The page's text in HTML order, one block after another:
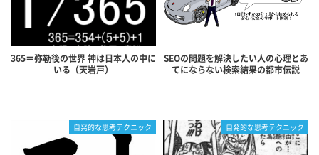
365＝弥勒後の世界 神は日本人の中に
いる（天岩戸）
SEOの問題を解決したい人の心理とあ
てにならない検索結果の都市伝説
自発的な思考テクニック 自発的な思考テクニック